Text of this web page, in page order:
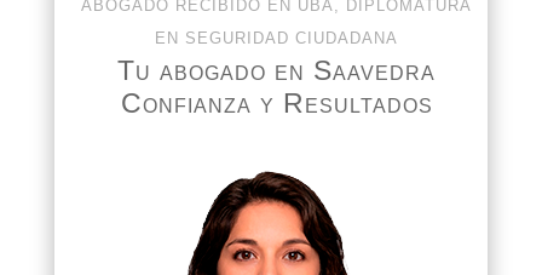
ABOGADO RECIBIDO EN UBA, DIPLOMATURA
EN SEGURIDAD CIUDADANA
Tu abogado en Saavedra
Confianza y Resultados